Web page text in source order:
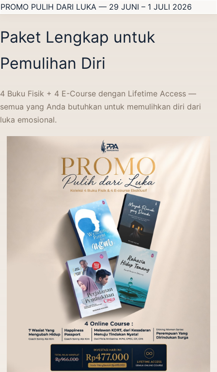
PROMO PULIH DARI LUKA — 29 JUNI – 1 JULI 2026
Paket Lengkap untuk
Pemulihan Diri
4 Buku Fisik + 4 E-Course dengan Lifetime Access —
semua yang Anda butuhkan untuk memulihkan diri dari
luka emosional.